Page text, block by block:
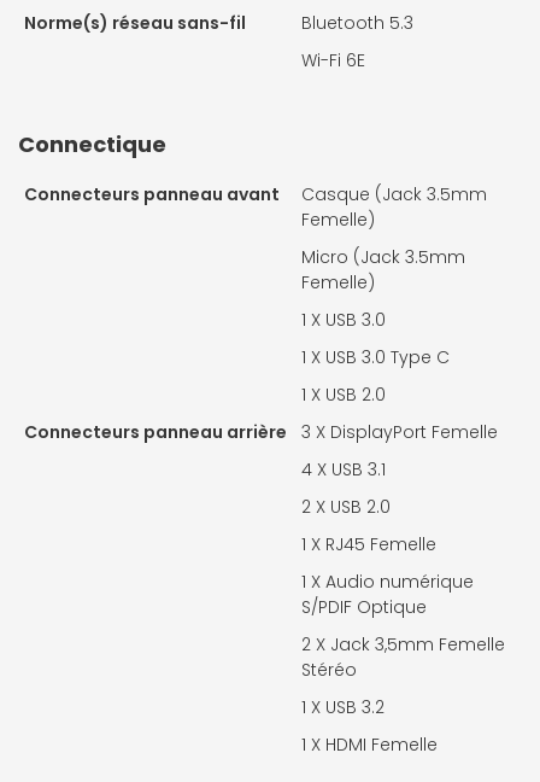
Norme(s) réseau sans-fil
Bluetooth 5.3
Wi-Fi 6E
Connectique
Connecteurs panneau avant
Casque (Jack 3.5mm
Femelle)
Micro (Jack 3.5mm
Femelle)
1 X USB 3.0
1 X USB 3.0 Type C
1 X USB 2.0
Connecteurs panneau arrière
3 X DisplayPort Femelle
4 X USB 3.1
2 X USB 2.0
1 X RJ45 Femelle
1 X Audio numérique
S/PDIF Optique
2 X Jack 3,5mm Femelle
Stéréo
1 X USB 3.2
1 X HDMI Femelle